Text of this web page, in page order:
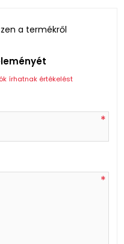
a termékről
írhatnak értékelést
*
*